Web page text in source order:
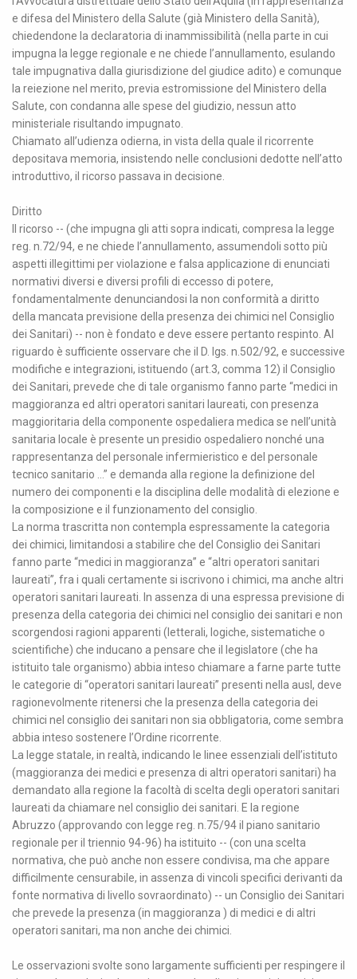
e difesa del Ministero della Salute (già Ministero della Sanità),
chiedendone la declaratoria di inammissibilità (nella parte in cui
impugna la legge regionale e ne chiede l’annullamento, esulando
tale impugnativa dalla giurisdizione del giudice adito) e comunque
la reiezione nel merito, previa estromissione del Ministero della
Salute, con condanna alle spese del giudizio, nessun atto
ministeriale risultando impugnato.
Chiamato all’udienza odierna, in vista della quale il ricorrente
depositava memoria, insistendo nelle conclusioni dedotte nell’atto
introduttivo, il ricorso passava in decisione.
Diritto
Il ricorso -- (che impugna gli atti sopra indicati, compresa la legge
reg. n.72/94, e ne chiede l’annullamento, assumendoli sotto più
aspetti illegittimi per violazione e falsa applicazione di enunciati
normativi diversi e diversi profili di eccesso di potere,
fondamentalmente denunciandosi la non conformità a diritto
della mancata previsione della presenza dei chimici nel Consiglio
dei Sanitari) -- non è fondato e deve essere pertanto respinto. Al
riguardo è sufficiente osservare che il D. lgs. n.502/92, e successive
modifiche e integrazioni, istituendo (art.3, comma 12) il Consiglio
dei Sanitari, prevede che di tale organismo fanno parte “medici in
maggioranza ed altri operatori sanitari laureati, con presenza
maggioritaria della componente ospedaliera medica se nell’unità
sanitaria locale è presente un presidio ospedaliero nonché una
rappresentanza del personale infermieristico e del personale
tecnico sanitario …” e demanda alla regione la definizione del
numero dei componenti e la disciplina delle modalità di elezione e
la composizione e il funzionamento del consiglio.
La norma trascritta non contempla espressamente la categoria
dei chimici, limitandosi a stabilire che del Consiglio dei Sanitari
fanno parte “medici in maggioranza” e “altri operatori sanitari
laureati”, fra i quali certamente si iscrivono i chimici, ma anche altri
operatori sanitari laureati. In assenza di una espressa previsione di
presenza della categoria dei chimici nel consiglio dei sanitari e non
scorgendosi ragioni apparenti (letterali, logiche, sistematiche o
scientifiche) che inducano a pensare che il legislatore (che ha
istituito tale organismo) abbia inteso chiamare a farne parte tutte
le categorie di “operatori sanitari laureati” presenti nella ausl, deve
ragionevolmente ritenersi che la presenza della categoria dei
chimici nel consiglio dei sanitari non sia obbligatoria, come sembra
abbia inteso sostenere l’Ordine ricorrente.
La legge statale, in realtà, indicando le linee essenziali dell’istituto
(maggioranza dei medici e presenza di altri operatori sanitari) ha
demandato alla regione la facoltà di scelta degli operatori sanitari
laureati da chiamare nel consiglio dei sanitari. E la regione
Abruzzo (approvando con legge reg. n.75/94 il piano sanitario
regionale per il triennio 94-96) ha istituito -- (con una scelta
normativa, che può anche non essere condivisa, ma che appare
difficilmente censurabile, in assenza di vincoli specifici derivanti da
fonte normativa di livello sovraordinato) -- un Consiglio dei Sanitari
che prevede la presenza (in maggioranza ) di medici e di altri
operatori sanitari, ma non anche dei chimici.
Le osservazioni svolte sono largamente sufficienti per respingere il